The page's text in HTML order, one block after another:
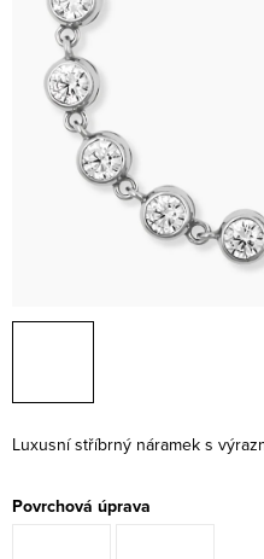
Luxusní stříbrný náramek s
Povrchová úprava